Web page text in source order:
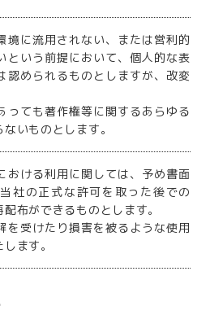
境に流用されない、または営利的
という前提において、個人的な表
認められるものとしますが、改変
っても著作権等に関するあらゆる
いものとします。
おける利用に関しては、予め書面
社の正式な許可を取った後での
布ができるものとします。
を受けたり損害を被るような使用
ます。